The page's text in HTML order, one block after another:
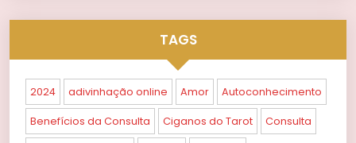
TAGS
2024 adivinhação online Amor Autoconhecimento
Benefícios da Consulta Ciganos do Tarot Consulta